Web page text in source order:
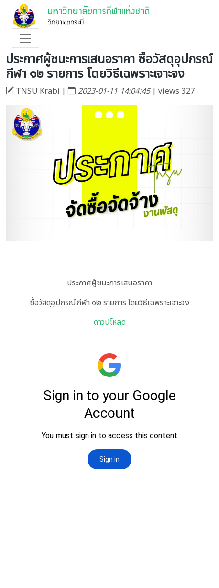
ประกาศผู้ชนะการเสนอราคา ซื้อวัสดุอุปกรณ์
กีฬา ๑๒ รายการ โดยวิธีเฉพราะเจาะจง
TNSU Krabi | 2023-01-11 14:04:45 | views 327
ประกาศผู้ชนะการเสนอราคา
ซื้อวัสดุอุปกรณ์กีฬา ๑๒ รายการ โดยวิธีเฉพราะเจาะจง
ดาวน์โหลด